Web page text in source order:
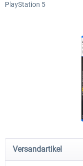
Notruf 112 - Die
3
PlayStation 5
Versandartikel